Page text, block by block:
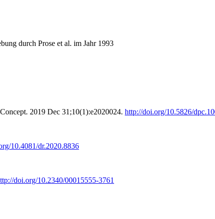
durch Prose et al. im Jahr 1993
2019 Dec 31;10(1):e2020024. http://doi.org/10.5826/
10.4081/dr.2020.8836
doi.org/10.2340/00015555-3761